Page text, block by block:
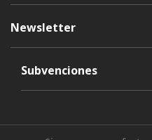
Newsletter
Subvenciones